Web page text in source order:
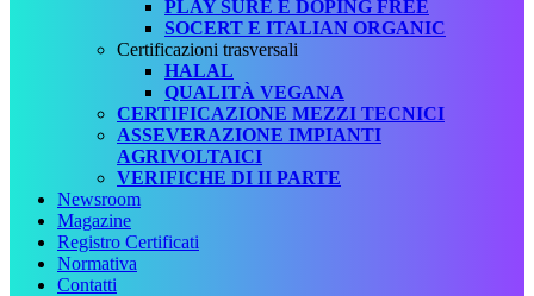
PLAY SURE E DOPING FREE
SOCERT E ITALIAN ORGANIC
Certificazioni trasversali
HALAL
QUALITÀ VEGANA
CERTIFICAZIONE MEZZI TECNICI
ASSEVERAZIONE IMPIANTI
AGRIVOLTAICI
VERIFICHE DI II PARTE
Newsroom
Magazine
Registro Certificati
Normativa
Contatti